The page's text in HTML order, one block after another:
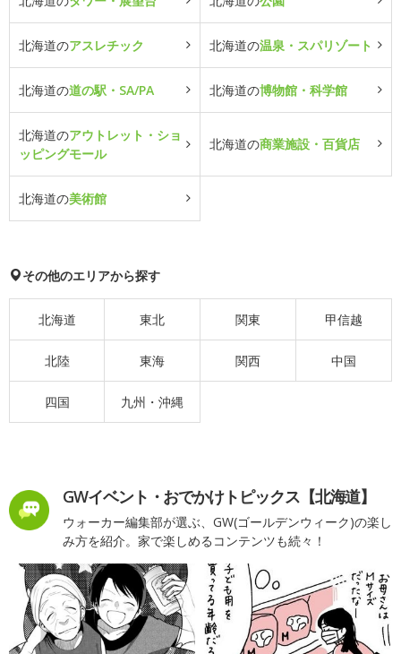
北海道のアスレチック 北海道の温泉・スパリゾート
北海道の道の駅・SA/PA 北海道の博物館・科学館
北海道のアウトレット・ショ
ッピングモール
北海道の商業施設・百貨店
北海道の美術館
その他のエリアから探す
北海道 東北 関東 甲信越
北陸 東海 関西 中国
四国 九州・沖縄
GWイベント・おでかけトピックス【北海道】
ウォーカー編集部が選ぶ、GW(ゴールデンウィーク)の楽し
み方を紹介。家で楽しめるコンテンツも続々！